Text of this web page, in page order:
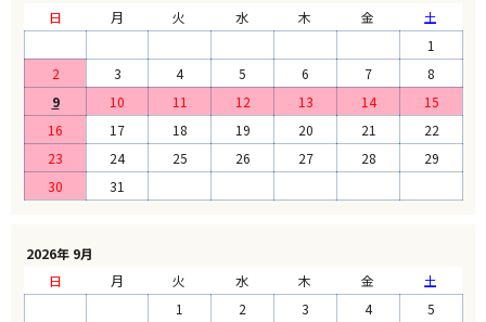
日
月 火 水 木 金
土
1
2
3 4 5 6 7
8
9
10 11 12 13 14
15
16
17 18 19 20 21
22
23
24 25 26 27 28
29
30
31
2026年 9月
日
月 火 水 木 金
土
1
2 3 4
5